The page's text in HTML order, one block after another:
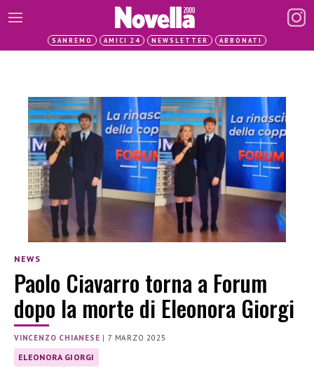
SANREMO AMICI 24 NEWSLETTER ABBONATI
NEWS
Paolo Ciavarro torna a Forum
dopo la morte di Eleonora Giorgi
VINCENZO CHIANESE |7 MARZO 2025
ELEONORA GIORGI